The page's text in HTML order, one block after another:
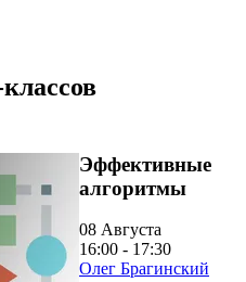
Эффективные
алгоритмы
08 Августа
16:00 - 17:30
Олег Брагинский